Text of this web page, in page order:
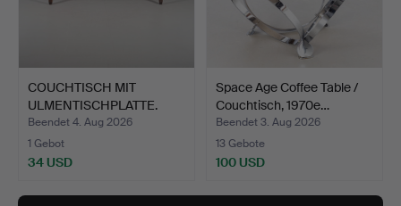
COUCHTISCH MIT
ULMENTISCHPLATTE.
Beendet 4. Aug 2026
1 Gebot
34 USD
Space Age Coffee Table /
Couchtisch, 1970e…
Beendet 3. Aug 2026
13 Gebote
100 USD